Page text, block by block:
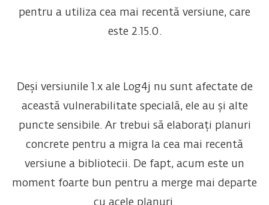
pentru a utiliza cea mai recentă versiune, care
este 2.15.0.
Deși versiunile 1.x ale Log4j nu sunt afectate de
această vulnerabilitate specială, ele au și alte
puncte sensibile. Ar trebui să elaborați planuri
concrete pentru a migra la cea mai recentă
versiune a bibliotecii. De fapt, acum este un
moment foarte bun pentru a merge mai departe